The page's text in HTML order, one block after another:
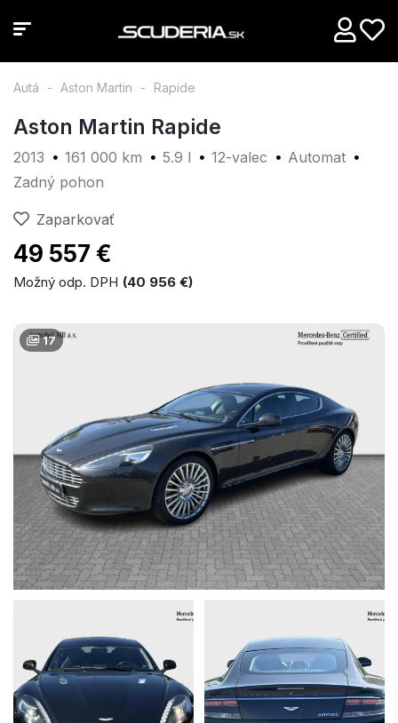
Autá Aston Martin Rapide
Aston Martin Rapide
2013 161 000 km 5.9 l 12-valec
Automat
Zadný pohon
Zaparkovať
49 557 €
Možný odp. DPH (40 956 €)
17